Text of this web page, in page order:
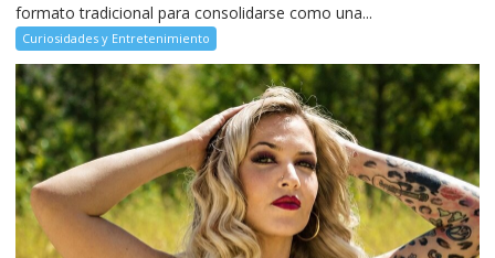
formato tradicional para consolidarse como una...
Curiosidades y Entretenimiento